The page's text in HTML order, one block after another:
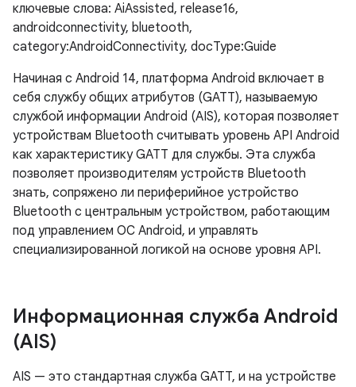
ключевые слова: AiAssisted, release16,
androidconnectivity, bluetooth,
category:AndroidConnectivity, docType:Guide
Начиная с Android 14, платформа Android включает в
себя службу общих атрибутов (GATT), называемую
службой информации Android (AIS), которая позволяет
устройствам Bluetooth считывать уровень API Android
как характеристику GATT для службы. Эта служба
позволяет производителям устройств Bluetooth
знать, сопряжено ли периферийное устройство
Bluetooth с центральным устройством, работающим
под управлением ОС Android, и управлять
специализированной логикой на основе уровня API.
Информационная служба Android
(AIS)
AIS — это стандартная служба GATT, и на устройстве